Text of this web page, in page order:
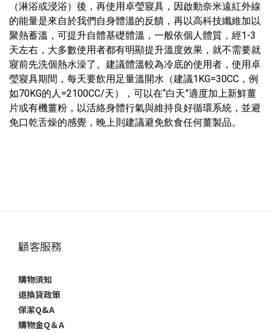
（淋浴或浸浴）後，再使用卓瑩寢具，因啟動奈米遠紅外線
的能量是來自於我們自身體溫的反饋，再以高科技纖維加以
聚熱蓄溫，可提升自體基礎體溫，一般依個人體質，經1-3
天左右，大多數使用者都有明顯提升溫度效果，就不需要就
寢前先洗個熱水澡了。建議體溫較為冷底的使用者，使用卓
瑩寢具期間，每天要飲用足量溫開水（建議1KG=30CC，例
如70KG的人=2100CC/天），可以在“白天”適度加上新鮮薑
片或有機薑粉，以活絡身體行氣與維持良好循環系統，並避
免口乾舌燥的感覺，晚上則建議避免飲食任何薑製品。
顧客服務
購物須知
退換貨政策
保潔Q&A
購物金Q＆A